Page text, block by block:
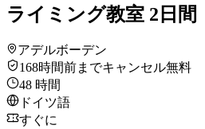
ライミング教室 2日間
アデルボーデン
168時間前までキャンセル無料
48 時間
ドイツ語
すぐに